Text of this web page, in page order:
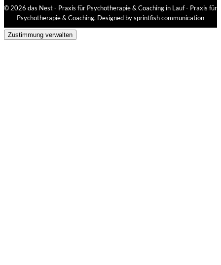
© 2026 das Nest - Praxis für Psychotherapie & Coaching in Lauf - Praxis für
Psychotherapie & Coaching. Designed by sprintfish communication
Zustimmung verwalten